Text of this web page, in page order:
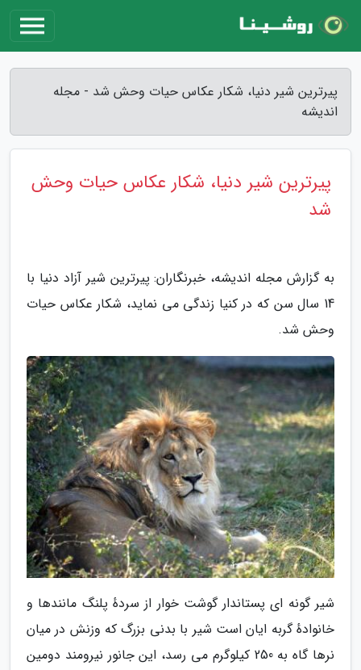
پیرترین شیر دنیا، شکار عکاس حیات وحش شد - مجله
اندیشه
پیرترین شیر دنیا، شکار عکاس حیات وحش
شد
به گزارش مجله اندیشه، خبرنگاران: پیرترین شیر آزاد دنیا با
14 سال سن که در کنیا زندگی می نماید، شکار عکاس حیات
وحش شد.
شیر گونه ای پستاندار گوشت خوار از سردهٔ پلنگ مانندها و
خانوادهٔ گربه ایان است شیر با بدنی بزرگ که وزنش در میان
نرها گاه به 250 کیلوگرم می رسد، این جانور نیرومند دومین